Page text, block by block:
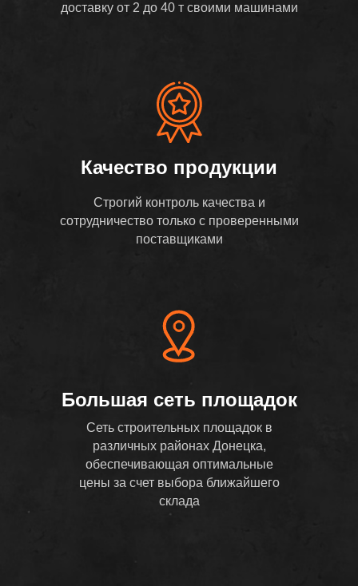
доставку от 2 до 40 т своими машинами
Строгий контроль качества и
сотрудничество только с проверенными
поставщиками
Сеть строительных площадок в
различных районах Донецка,
обеспечивающая оптимальные
цены за счет выбора ближайшего
склада
Качество продукции
Большая сеть площадок